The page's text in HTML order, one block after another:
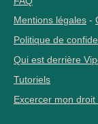
Mentions légales -
Politique de
Qui est derrière
Tutoriels
Excercer mon